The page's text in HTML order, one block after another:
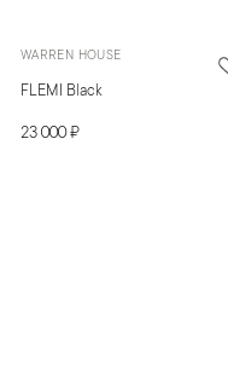
WARREN HOUSE
FLEMI Black
23 000 ₽